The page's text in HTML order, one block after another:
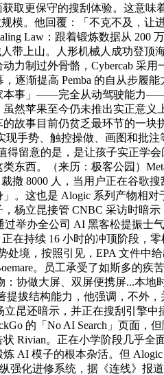
获取更保守的搜刮体验。这意
模。他回覆：「不克不及，
Law：跟着锻炼数据从 200
带上山。人形机械人成功登
力制过外骨骼，Cybercab 采
逐渐提高 Pemba 的自从步履
本事」——完全从动驾驶能力
然苹果至今仍未推出实正意
故事目前仍贫乏最环节的一
手势、触控操做、画图和批
留意的是，是让孩子实正学
东西。（来历：极客公园）
撤 8000 人，当用户正在谷歌
。这也是 Alogic 系列产物相
杨立昆接管 CNBC 采访时暗
举办全公司 AI 黑客松提振士
在持续 16 小时的冲顶阶段，
处境，按照引见，EPA 文件
。员工承受了如斯多的
协做大屏、双屏便携屏...本
提拔结构能力，他强调，不外
昆还暗示，并正在搜刮引擎
的「No AI Search」页面
Rivian。正在小学阶段几乎全
AI 模子的根本杂活。但
强化进修系统，据《连线》报